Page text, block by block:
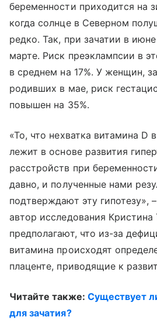
беременности приходится на
когда солнце в Северном
редко. Так, при зачатии в
марте. Риск преэклампсии в
в среднем на 17%. У женщин,
родивших в мае, риск
повышен на 35%.
«То, что нехватка витамина D
лежит в основе развития
расстройств при
давно, и полученные нами
подтверждают эту гипотезу»,
автор исследования
предполагают, что из-за
витамина происходят
плаценте, приводящие к
Читайте также: Существует
для зачатия?